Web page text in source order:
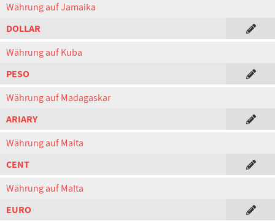
Währung auf Jamaika
DOLLAR
Währung auf Kuba
PESO
Währung auf Madagaskar
ARIARY
Währung auf Malta
CENT
Währung auf Malta
EURO